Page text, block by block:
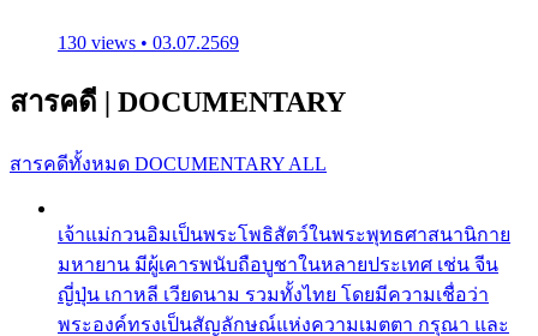
130 views • 03.07.2569
สารคดี | DOCUMENTARY
สารคดีทั้งหมด DOCUMENTARY ALL
เจ้าแม่กวนอิมเป็นพระโพธิสัตว์ในพระพุทธศาสนานิกาย
มหายาน มีผู้เคารพนับถือบูชาในหลายประเทศ เช่น จีน
ญี่ปุ่น เกาหลี เวียดนาม รวมทั้งไทย โดยมีความเชื่อว่า
พระองค์ทรงเป็นสัญลักษณ์แห่งความเมตตา กรุณา และ